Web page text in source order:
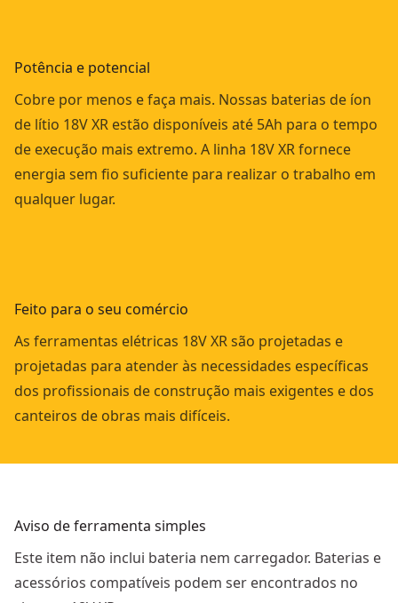
Potência e potencial
Cobre por menos e faça mais. Nossas baterias de íon
de lítio 18V XR estão disponíveis até 5Ah para o tempo
de execução mais extremo. A linha 18V XR fornece
energia sem fio suficiente para realizar o trabalho em
qualquer lugar.
Feito para o seu comércio
As ferramentas elétricas 18V XR são projetadas e
projetadas para atender às necessidades específicas
dos profissionais de construção mais exigentes e dos
canteiros de obras mais difíceis.
Aviso de ferramenta simples
Este item não inclui bateria nem carregador. Baterias e
acessórios compatíveis podem ser encontrados no